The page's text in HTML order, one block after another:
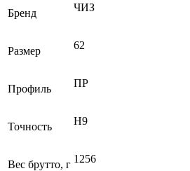
Бренд ЧИЗ
Размер 62
Профиль ПР
Точность H9
Вес брутто, г 1256